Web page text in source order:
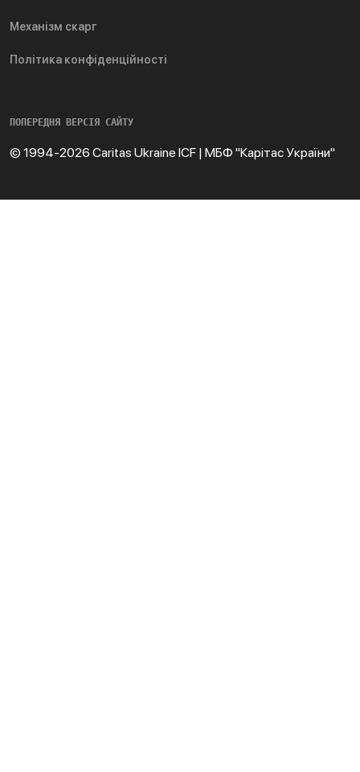
Механізм скарг
Політика конфіденційності
ПОПЕРЕДНЯ ВЕРСІЯ САЙТУ
© 1994-2026 Caritas Ukraine ICF | МБФ "Карітас України"